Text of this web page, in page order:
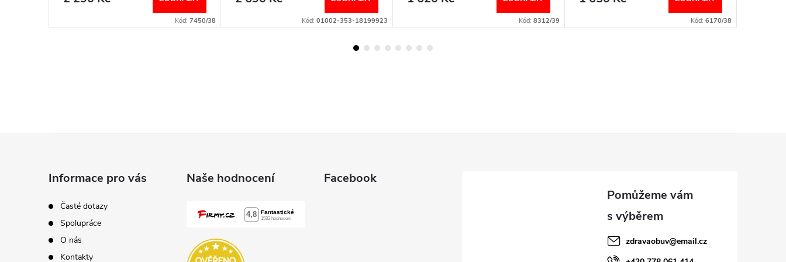
Kód: 7450/38 Kód: 01002-353-18199923 Kód: 8312/39 Kód: 6170/38
Informace pro vás
Časté dotazy
Spolupráce
O nás
Kontakty
Naše hodnocení Facebook
zdravaobuv@email.cz